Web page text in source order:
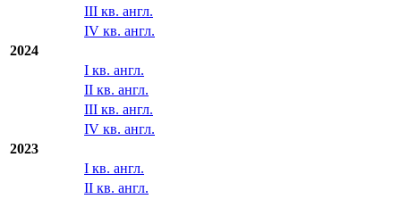
III кв. англ.
IV кв. англ.
2024
I кв. англ.
II кв. англ.
III кв. англ.
IV кв. англ.
2023
I кв. англ.
II кв. англ.